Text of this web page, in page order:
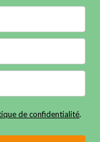
de confidentialité.